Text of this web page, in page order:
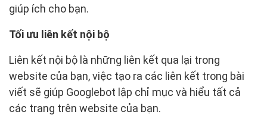
giúp ích cho bạn.
Tối ưu liên kết nội bộ
Liên kết nội bộ là những liên kết qua lại trong
website của bạn, việc tạo ra các liên kết trong bài
viết sẽ giúp Googlebot lập chỉ mục và hiểu tất cả
các trang trên website của bạn.